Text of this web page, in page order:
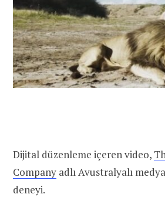
Dijital düzenleme içeren video,
Company adlı Avustralyalı
deneyi.